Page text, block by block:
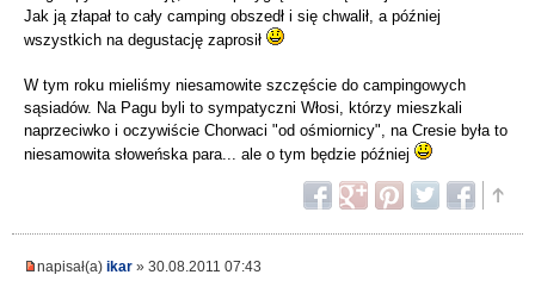
Jak ją złapał to cały camping obszedł i się chwalił, a później
wszystkich na degustację zaprosił
W tym roku mieliśmy niesamowite szczęście do campingowych
sąsiadów. Na Pagu byli to sympatyczni Włosi, którzy mieszkali
naprzeciwko i oczywiście Chorwaci "od ośmiornicy", na Cresie była to
niesamowita słoweńska para... ale o tym będzie później
napisał(a) ikar » 30.08.2011 07:43